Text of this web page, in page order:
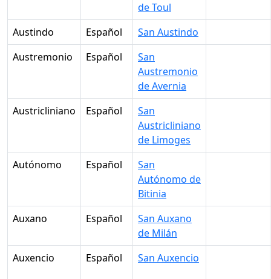
de Toul
Austindo
Español
San Austindo
Austremonio
Español
San
Austremonio
de Avernia
Austricliniano
Español
San
Austricliniano
de Limoges
Autónomo
Español
San
Autónomo de
Bitinia
Auxano
Español
San Auxano
de Milán
Auxencio
Español San Auxencio